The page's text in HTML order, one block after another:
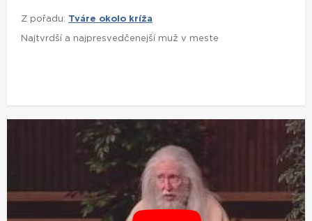
Z pořadu: Tváre okolo kríža
Najtvrdší a najpresvedčenejší muž v meste